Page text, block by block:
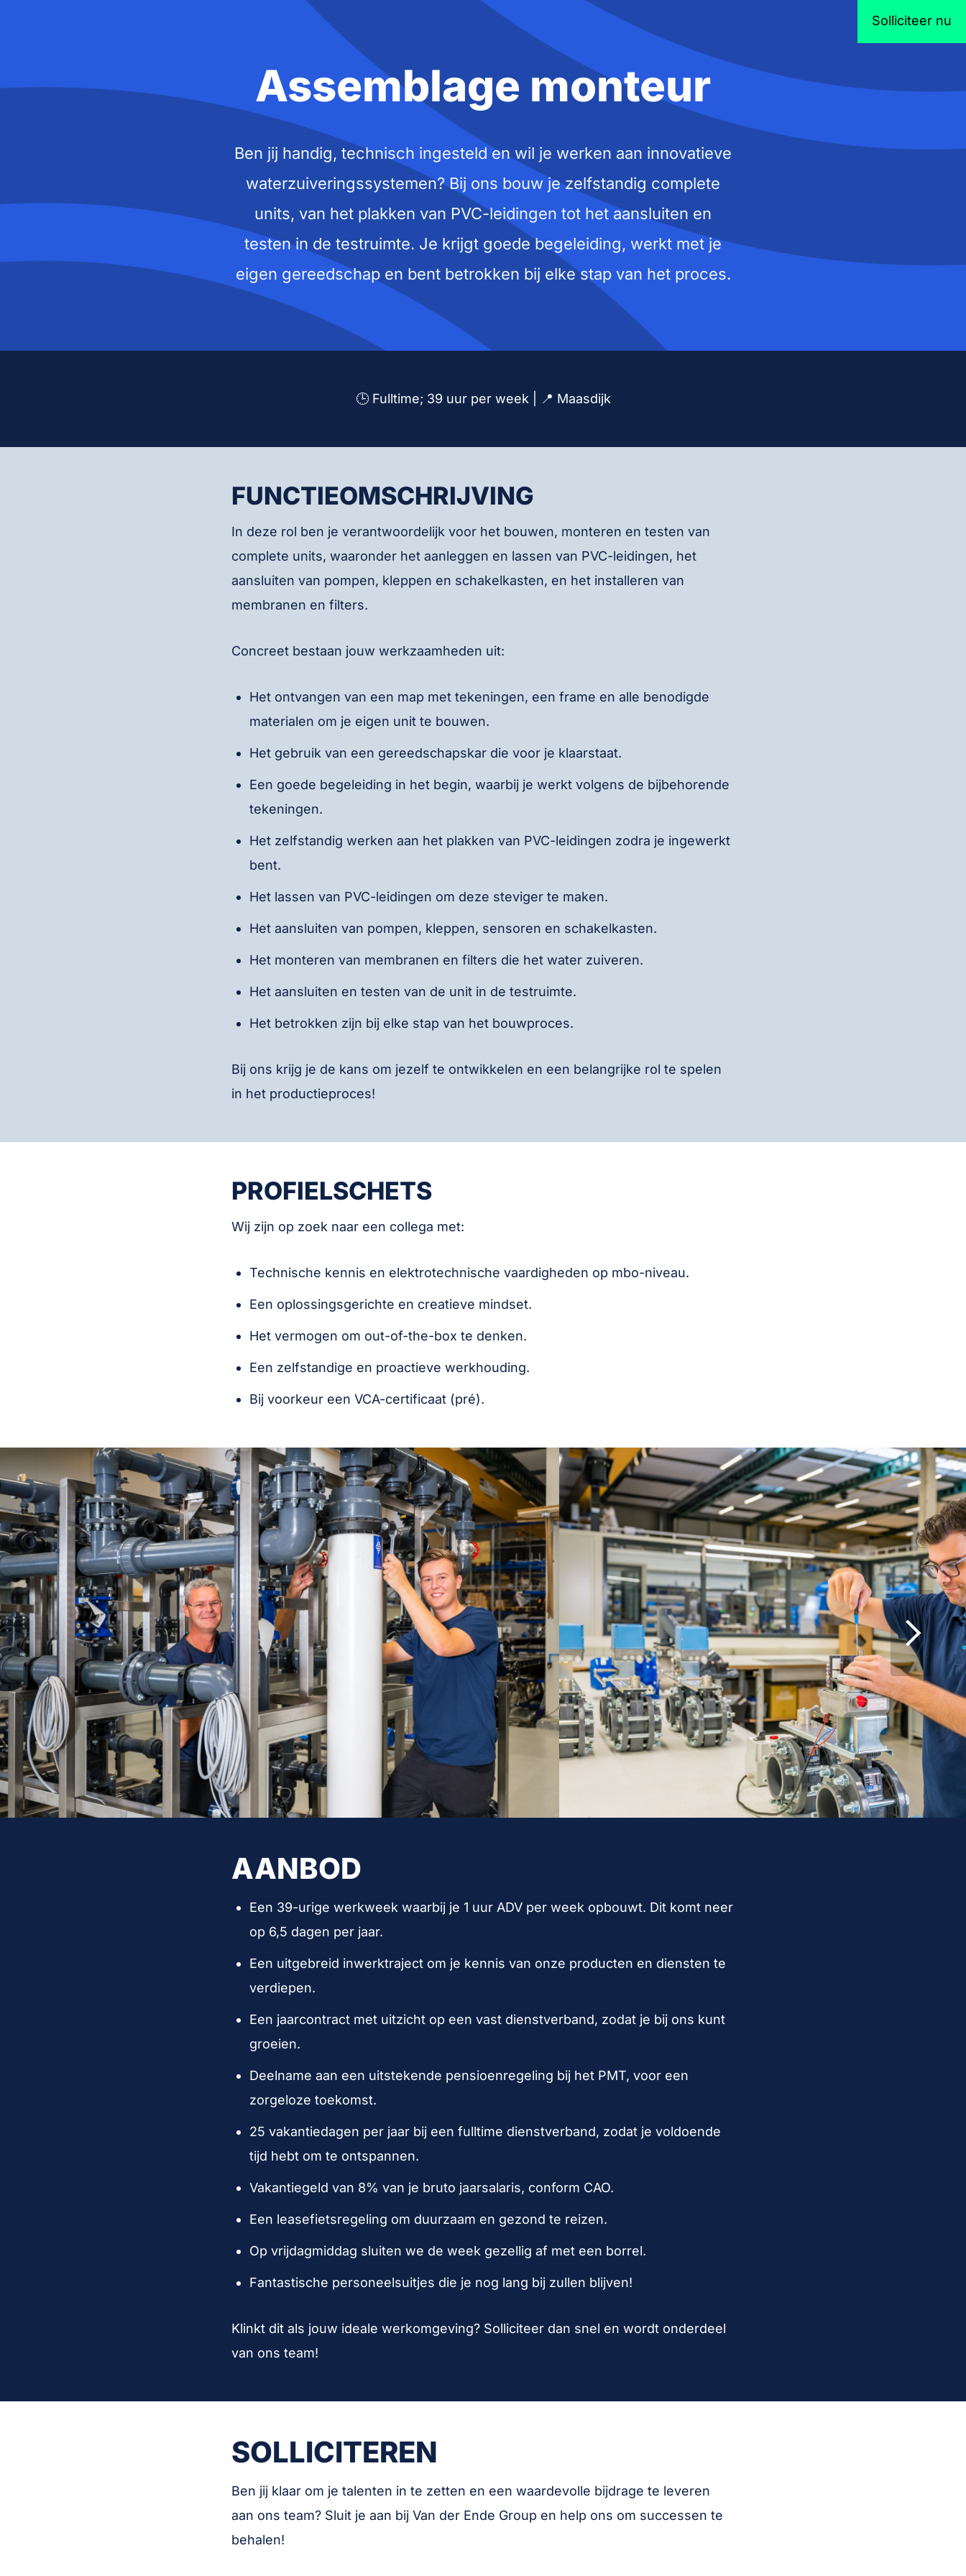
Solliciteer nu
Assemblage monteur
Ben jij handig, technisch ingesteld en wil je werken aan innovatieve
waterzuiveringssystemen? Bij ons bouw je zelfstandig complete
units, van het plakken van PVC-leidingen tot het aansluiten en
testen in de testruimte. Je krijgt goede begeleiding, werkt met je
eigen gereedschap en bent betrokken bij elke stap van het proces.
🕒 Fulltime; 39 uur per week | 📍 Maasdijk
FUNCTIEOMSCHRIJVING
In deze rol ben je verantwoordelijk voor het bouwen, monteren en testen van
complete units, waaronder het aanleggen en lassen van PVC-leidingen, het
aansluiten van pompen, kleppen en schakelkasten, en het installeren van
membranen en filters.
Concreet bestaan jouw werkzaamheden uit:
Het ontvangen van een map met tekeningen, een frame en alle benodigde
materialen om je eigen unit te bouwen.
Het gebruik van een gereedschapskar die voor je klaarstaat.
Een goede begeleiding in het begin, waarbij je werkt volgens de bijbehorende
tekeningen.
Het zelfstandig werken aan het plakken van PVC-leidingen zodra je ingewerkt
bent.
Het lassen van PVC-leidingen om deze steviger te maken.
Het aansluiten van pompen, kleppen, sensoren en schakelkasten.
Het monteren van membranen en filters die het water zuiveren.
Het aansluiten en testen van de unit in de testruimte.
Het betrokken zijn bij elke stap van het bouwproces.
Bij ons krijg je de kans om jezelf te ontwikkelen en een belangrijke rol te spelen
in het productieproces!
PROFIELSCHETS
Wij zijn op zoek naar een collega met:
Technische kennis en elektrotechnische vaardigheden op mbo-niveau.
Een oplossingsgerichte en creatieve mindset.
Het vermogen om out-of-the-box te denken.
Een zelfstandige en proactieve werkhouding.
Bij voorkeur een VCA-certificaat (pré).
AANBOD
Een 39-urige werkweek waarbij je 1 uur ADV per week opbouwt. Dit komt neer
op 6,5 dagen per jaar.
Een uitgebreid inwerktraject om je kennis van onze producten en diensten te
verdiepen.
Een jaarcontract met uitzicht op een vast dienstverband, zodat je bij ons kunt
groeien.
Deelname aan een uitstekende pensioenregeling bij het PMT, voor een
zorgeloze toekomst.
25 vakantiedagen per jaar bij een fulltime dienstverband, zodat je voldoende
tijd hebt om te ontspannen.
Vakantiegeld van 8% van je bruto jaarsalaris, conform CAO.
Een leasefietsregeling om duurzaam en gezond te reizen.
Op vrijdagmiddag sluiten we de week gezellig af met een borrel.
Fantastische personeelsuitjes die je nog lang bij zullen blijven!
Klinkt dit als jouw ideale werkomgeving? Solliciteer dan snel en wordt onderdeel
van ons team!
SOLLICITEREN
Ben jij klaar om je talenten in te zetten en een waardevolle bijdrage te leveren
aan ons team? Sluit je aan bij Van der Ende Group en help ons om successen te
behalen!